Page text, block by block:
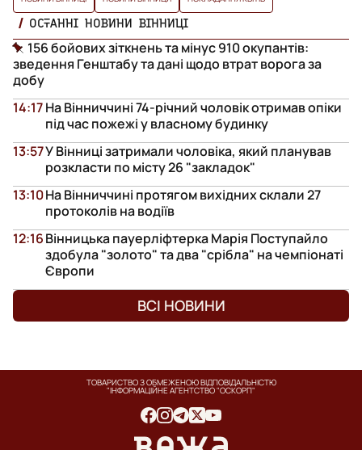
ОСТАННІ НОВИНИ ВІННИЦІ
156 бойових зіткнень та мінус 910 окупантів:
зведення Генштабу та дані щодо втрат ворога за
добу
На Вінниччині 74-річний чоловік отримав опіки
під час пожежі у власному будинку
14:17
У Вінниці затримали чоловіка, який планував
розкласти по місту 26 "закладок"
13:57
На Вінниччині протягом вихідних склали 27
протоколів на водіїв
13:10
Вінницька пауерліфтерка Марія Поступайло
здобула "золото" та два "срібла" на чемпіонаті
Європи
12:16
ВСІ НОВИНИ
ТОВАРИСТВО З ОБМЕЖЕНОЮ ВІДПОВІДАЛЬНІСТЮ
"ІНФОРМАЦІЙНЕ АГЕНТСТВО "ОСКОРП"